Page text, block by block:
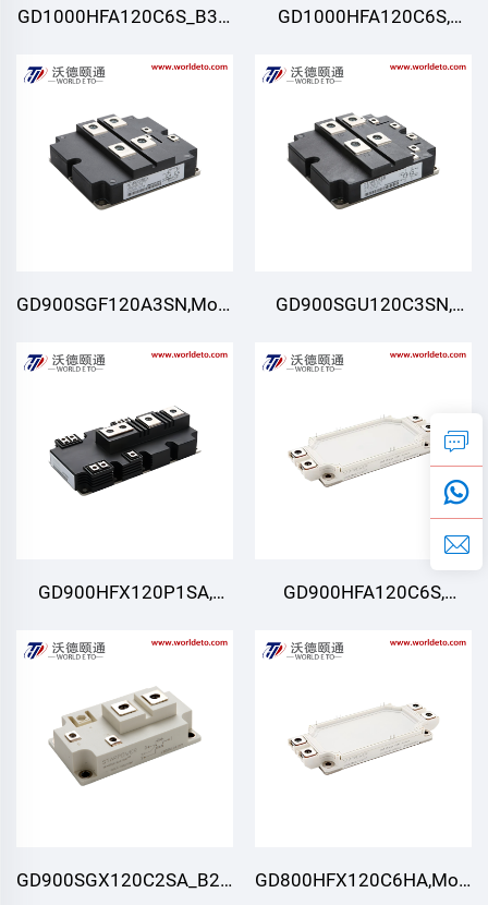
GD1000HFA120C6S_B39,
GD1000HFA120C6S,
GD900SGF120A3SN,Modul
GD900SGU120C3SN,
GD900HFX120P1SA,
GD900HFA120C6S,
GD900SGX120C2SA_B20,ModulGD800HFX120C6HA,Modul